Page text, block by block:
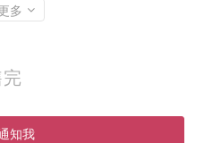
多
知我